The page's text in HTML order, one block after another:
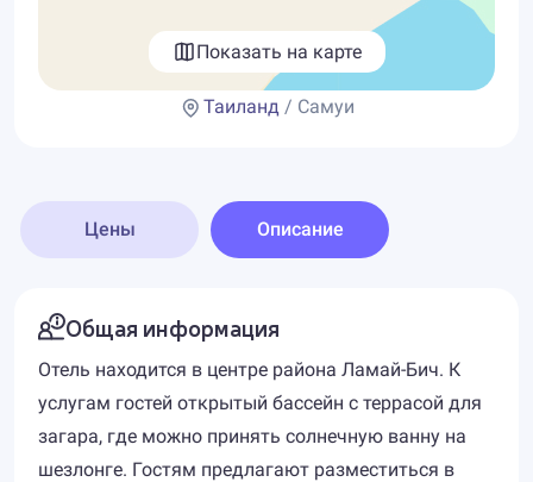
Показать на карте
Таиланд / Самуи
Цены Описание
Общая информация
Отель находится в центре района Ламай-Бич. К
услугам гостей открытый бассейн с террасой для
загара, где можно принять солнечную ванну на
шезлонге. Гостям предлагают разместиться в